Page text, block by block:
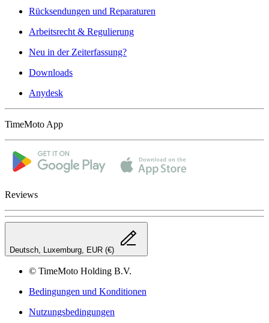
Rücksendungen und Reparaturen
Arbeitsrecht & Regulierung
Neu in der Zeiterfassung?
Downloads
Anydesk
TimeMoto App
Reviews
Deutsch, Luxemburg, EUR (€)
© TimeMoto Holding B.V.
Bedingungen und Konditionen
Nutzungsbedingungen